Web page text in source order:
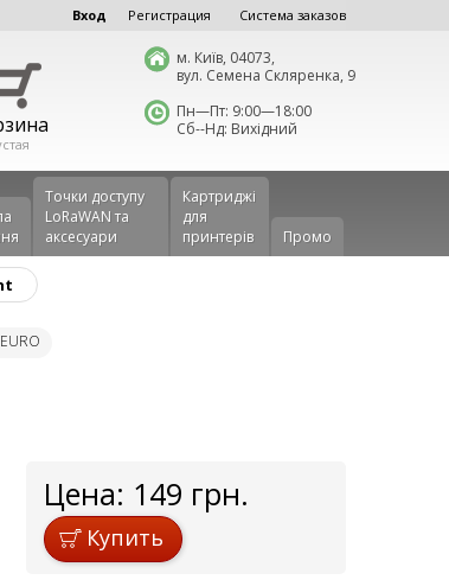
Вход Регистрация Система заказов
м. Київ, 04073,
вул. Семена Скляренка, 9
Пн—Пт: 9:00—18:00
Сб--Нд: Вихідний
Точки доступу
LoRaWAN та
аксесуари
Картриджі
для
принтерів
Промо
Цена: 149 грн.
Купить